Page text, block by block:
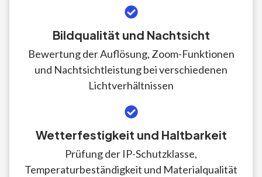
Bildqualität und Nachtsicht
Bewertung der Auflösung, Zoom-Funktionen
und Nachtsichtleistung bei verschiedenen
Lichtverhältnissen
Wetterfestigkeit und Haltbarkeit
Prüfung der IP-Schutzklasse,
Temperaturbeständigkeit und Materialqualität